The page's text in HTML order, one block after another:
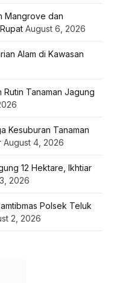
Mangrove dan
August 6, 2026
Alam di Kawasan
Tanaman Jagung
Kesuburan Tanaman
August 4, 2026
12 Hektare, Ikhtiar
2026
Polsek Teluk
2, 2026